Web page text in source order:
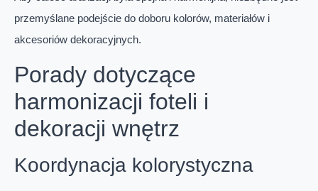
przemyślane podejście do doboru kolorów, materiałów i
akcesoriów dekoracyjnych.
Porady dotyczące
harmonizacji foteli i
dekoracji wnętrz
Koordynacja kolorystyczna